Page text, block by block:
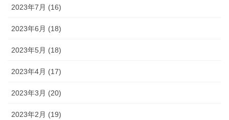
2023年7月 (16)
2023年6月 (18)
2023年5月 (18)
2023年4月 (17)
2023年3月 (20)
2023年2月 (19)